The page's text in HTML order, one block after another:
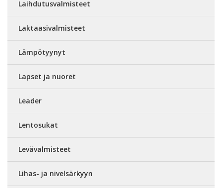
Laihdutusvalmisteet
Laktaasivalmisteet
Lämpötyynyt
Lapset ja nuoret
Leader
Lentosukat
Levävalmisteet
Lihas- ja nivelsärkyyn